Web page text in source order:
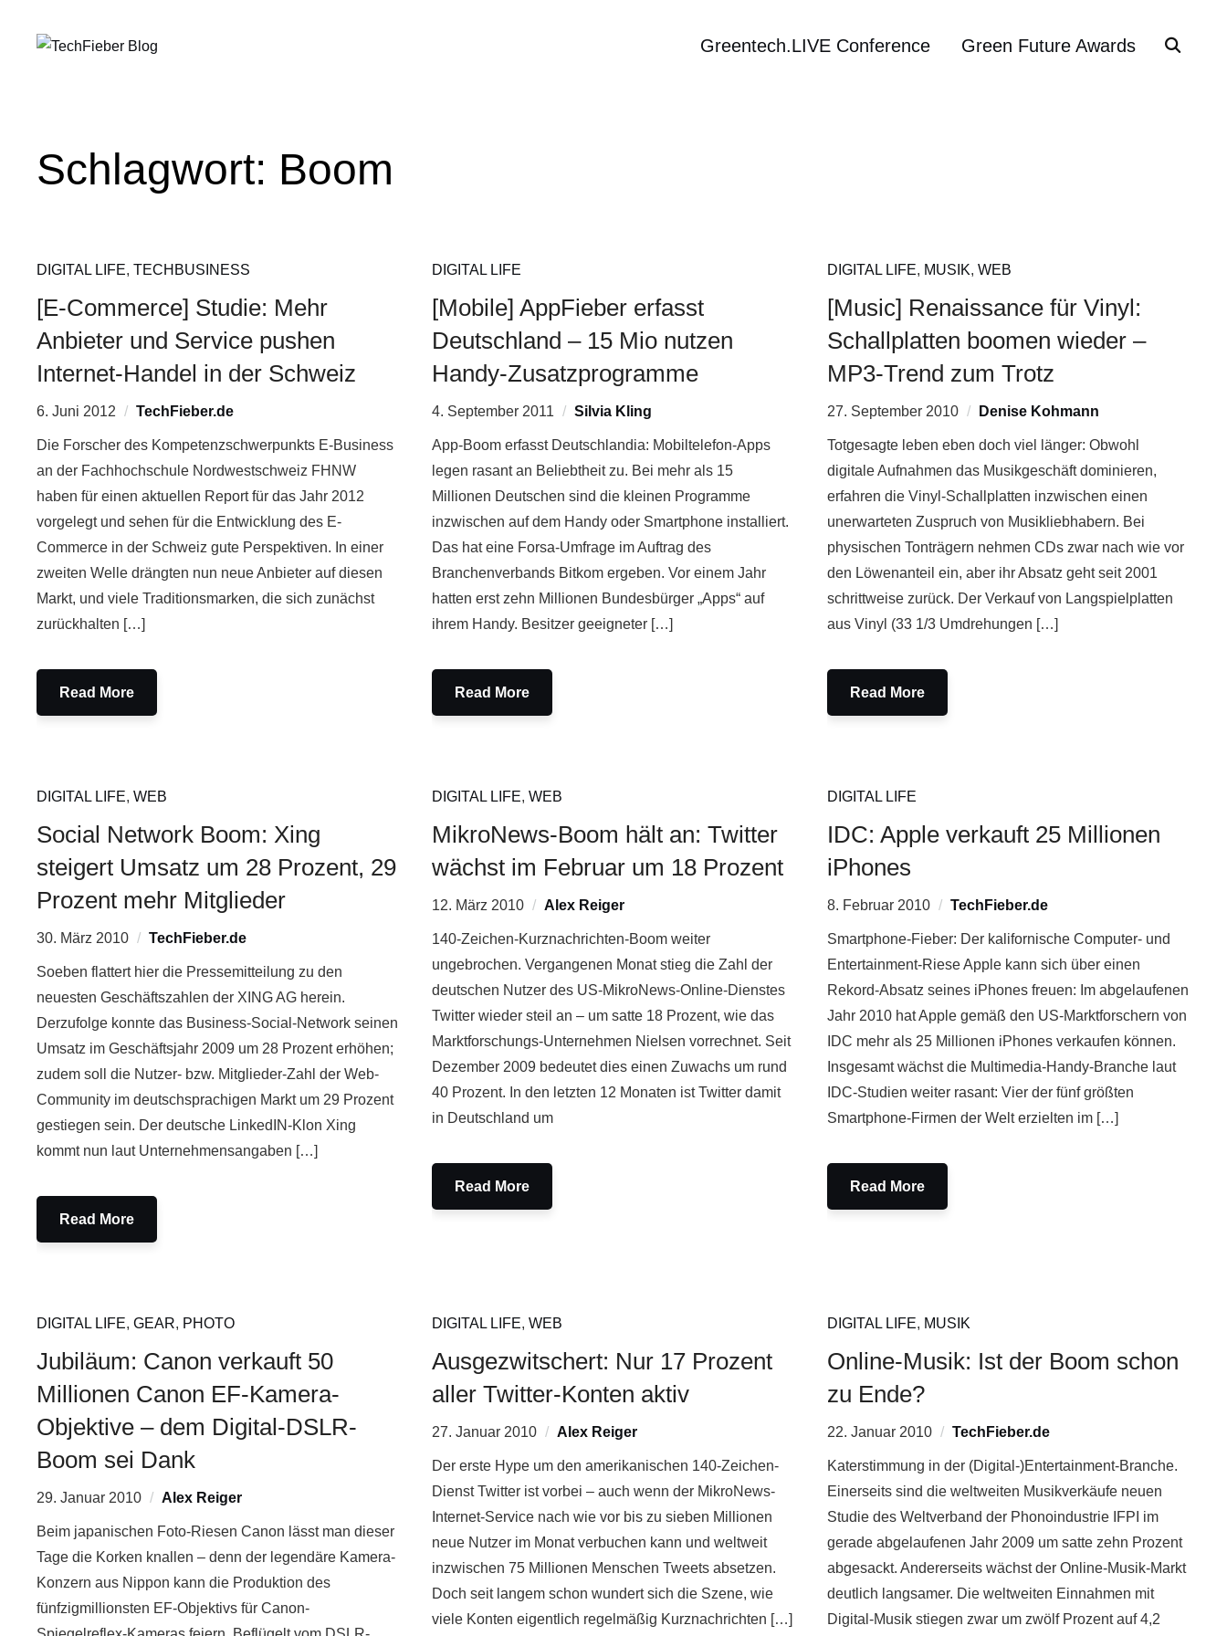
Greentech.LIVE Conference Green Future Awards
Schlagwort: Boom
DIGITAL LIFE,TECHBUSINESS
[E-Commerce] Studie: Mehr
Anbieter und Service pushen
Internet-Handel in der Schweiz
6. Juni 2012 TechFieber.de
Die Forscher des Kompetenzschwerpunkts E-Business
an der Fachhochschule Nordwestschweiz FHNW
haben für einen aktuellen Report für das Jahr 2012
vorgelegt und sehen für die Entwicklung des E-
Commerce in der Schweiz gute Perspektiven. In einer
zweiten Welle drängten nun neue Anbieter auf diesen
Markt, und viele Traditionsmarken, die sich zunächst
zurückhalten […]
Read More
DIGITAL LIFE
[Mobile] AppFieber erfasst
Deutschland – 15 Mio nutzen
Handy-Zusatzprogramme
4. September 2011 Silvia Kling
App-Boom erfasst Deutschlandia: Mobiltelefon-Apps
legen rasant an Beliebtheit zu. Bei mehr als 15
Millionen Deutschen sind die kleinen Programme
inzwischen auf dem Handy oder Smartphone installiert.
Das hat eine Forsa-Umfrage im Auftrag des
Branchenverbands Bitkom ergeben. Vor einem Jahr
hatten erst zehn Millionen Bundesbürger „Apps“ auf
ihrem Handy. Besitzer geeigneter […]
Read More
DIGITAL LIFE, MUSIK, WEB
[Music] Renaissance für Vinyl:
Schallplatten boomen wieder –
MP3-Trend zum Trotz
27. September 2010 Denise Kohmann
Totgesagte leben eben doch viel länger: Obwohl
digitale Aufnahmen das Musikgeschäft dominieren,
erfahren die Vinyl-Schallplatten inzwischen einen
unerwarteten Zuspruch von Musikliebhabern. Bei
physischen Tonträgern nehmen CDs zwar nach wie vor
den Löwenanteil ein, aber ihr Absatz geht seit 2001
schrittweise zurück. Der Verkauf von Langspielplatten
aus Vinyl (33 1/3 Umdrehungen […]
Read More
DIGITAL LIFE,WEB
Social Network Boom: Xing
steigert Umsatz um 28 Prozent, 29
Prozent mehr Mitglieder
30. März 2010 TechFieber.de
Soeben flattert hier die Pressemitteilung zu den
neuesten Geschäftszahlen der XING AG herein.
Derzufolge konnte das Business-Social-Network seinen
Umsatz im Geschäftsjahr 2009 um 28 Prozent erhöhen;
zudem soll die Nutzer- bzw. Mitglieder-Zahl der Web-
Community im deutschsprachigen Markt um 29 Prozent
gestiegen sein. Der deutsche LinkedIN-Klon Xing
kommt nun laut Unternehmensangaben […]
Read More
DIGITAL LIFE, WEB
MikroNews-Boom hält an: Twitter
wächst im Februar um 18 Prozent
12. März 2010 Alex Reiger
140-Zeichen-Kurznachrichten-Boom weiter
ungebrochen. Vergangenen Monat stieg die Zahl der
deutschen Nutzer des US-MikroNews-Online-Dienstes
Twitter wieder steil an – um satte 18 Prozent, wie das
Marktforschungs-Unternehmen Nielsen vorrechnet. Seit
Dezember 2009 bedeutet dies einen Zuwachs um rund
40 Prozent. In den letzten 12 Monaten ist Twitter damit
in Deutschland um
Read More
DIGITAL LIFE
IDC: Apple verkauft 25 Millionen
iPhones
8. Februar 2010 TechFieber.de
Smartphone-Fieber: Der kalifornische Computer- und
Entertainment-Riese Apple kann sich über einen
Rekord-Absatz seines iPhones freuen: Im abgelaufenen
Jahr 2010 hat Apple gemäß den US-Marktforschern von
IDC mehr als 25 Millionen iPhones verkaufen können.
Insgesamt wächst die Multimedia-Handy-Branche laut
IDC-Studien weiter rasant: Vier der fünf größten
Smartphone-Firmen der Welt erzielten im […]
Read More
DIGITAL LIFE,GEAR, PHOTO
Jubiläum: Canon verkauft 50
Millionen Canon EF-Kamera-
Objektive – dem Digital-DSLR-
Boom sei Dank
29. Januar 2010 Alex Reiger
Beim japanischen Foto-Riesen Canon lässt man dieser
Tage die Korken knallen – denn der legendäre Kamera-
Konzern aus Nippon kann die Produktion des
fünfzigmillionsten EF-Objektivs für Canon-
DIGITAL LIFE, WEB
Ausgezwitschert: Nur 17 Prozent
aller Twitter-Konten aktiv
27. Januar 2010 Alex Reiger
Der erste Hype um den amerikanischen 140-Zeichen-
Dienst Twitter ist vorbei – auch wenn der MikroNews-
Internet-Service nach wie vor bis zu sieben Millionen
neue Nutzer im Monat verbuchen kann und weltweit
inzwischen 75 Millionen Menschen Tweets absetzen.
Doch seit langem schon wundert sich die Szene, wie
viele Konten eigentlich regelmäßig Kurznachrichten […]
DIGITAL LIFE, MUSIK
Online-Musik: Ist der Boom schon
zu Ende?
22. Januar 2010 TechFieber.de
Katerstimmung in der (Digital-)Entertainment-Branche.
Einerseits sind die weltweiten Musikverkäufe neuen
Studie des Weltverband der Phonoindustrie IFPI im
gerade abgelaufenen Jahr 2009 um satte zehn Prozent
abgesackt. Andererseits wächst der Online-Musik-Markt
deutlich langsamer. Die weltweiten Einnahmen mit
Digital-Musik stiegen zwar um zwölf Prozent auf 4,2